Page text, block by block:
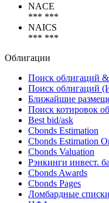
Коды
*** ***
*** ***
Облигации
Поиск облигаций
Поиск облигаций
Ближайшие
Поиск котировок
Best bid/ask
Cbonds Estimation
Cbonds Estimation
Cbonds Valuation